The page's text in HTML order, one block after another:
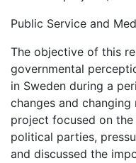
Public Service and
The objective of this
governmental
in Sweden during a
changes and
project focused on
political parties,
and discussed the